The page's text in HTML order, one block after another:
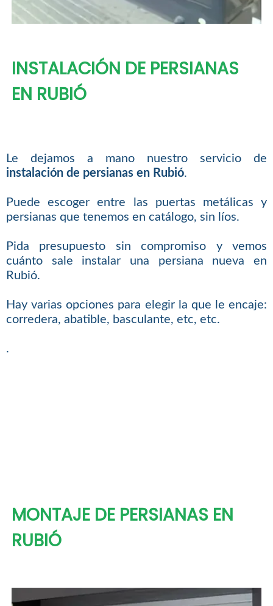
INSTALACIÓN DE PERSIANAS
EN RUBIÓ
Le dejamos a mano nuestro servicio de
instalación de persianas en Rubió.
Puede escoger entre las puertas metálicas y
persianas que tenemos en catálogo, sin líos.
Pida presupuesto sin compromiso y vemos
cuánto sale instalar una persiana nueva en
Rubió.
Hay varias opciones para elegir la que le encaje:
corredera, abatible, basculante, etc, etc.
.
MONTAJE DE PERSIANAS EN
RUBIÓ